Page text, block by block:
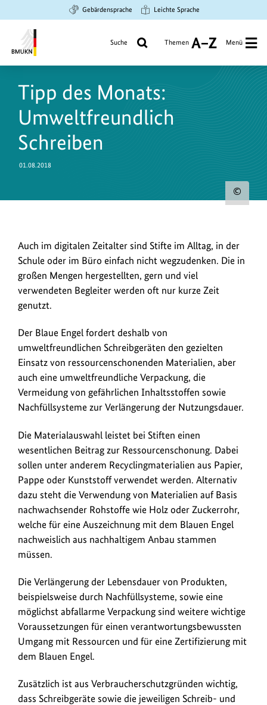
Hauptinhalt
springen
Suche
springen
Hauptnavigation
springen
Gebärdensprache Leichte Sprache
Umwelt,
Klimaschutz,
Naturschutz
und
nukleare
Sicherheit
Suche Themen
A
Z
Menü
Tipp des Monats:
Umweltfreundlich
Schreiben
01.08.2018
Der
Blaue
Engel
fordert
eine
Verpackung
und
die
Vermeidung
von
gefährlichen
Inhaltsstoffen.
Zudem
eine
Verlängerung
der
Nutzungsdauer
beispielsweise
durch
Nachfüllsysteme
gefördert
Auch im digitalen Zeitalter sind Stifte im Alltag, in der
Schule oder im Büro einfach nicht wegzudenken. Die in
großen Mengen hergestellten, gern und viel
verwendeten Begleiter werden oft nur kurze Zeit
genutzt.
Der Blaue Engel fordert deshalb von
umweltfreundlichen Schreibgeräten den gezielten
Einsatz von ressourcenschonenden Materialien, aber
auch eine umweltfreundliche Verpackung, die
Vermeidung von gefährlichen Inhaltsstoffen sowie
Nachfüllsysteme zur Verlängerung der Nutzungsdauer.
Die Materialauswahl leistet bei Stiften einen
wesentlichen Beitrag zur Ressourcenschonung. Dabei
sollen unter anderem Recyclingmaterialien aus Papier,
Pappe oder Kunststoff verwendet werden. Alternativ
dazu steht die Verwendung von Materialien auf Basis
nachwachsender Rohstoffe wie Holz oder Zuckerrohr,
welche für eine Auszeichnung mit dem Blauen Engel
nachweislich aus nachhaltigem Anbau stammen
müssen.
Die Verlängerung der Lebensdauer von Produkten,
beispielsweise durch Nachfüllsysteme, sowie eine
möglichst abfallarme Verpackung sind weitere wichtige
Voraussetzungen für einen verantwortungsbewussten
Umgang mit Ressourcen und für eine Zertifizierung mit
dem Blauen Engel.
Zusätzlich ist aus Verbraucherschutzgründen wichtig,
dass Schreibgeräte sowie die jeweiligen Schreib- und